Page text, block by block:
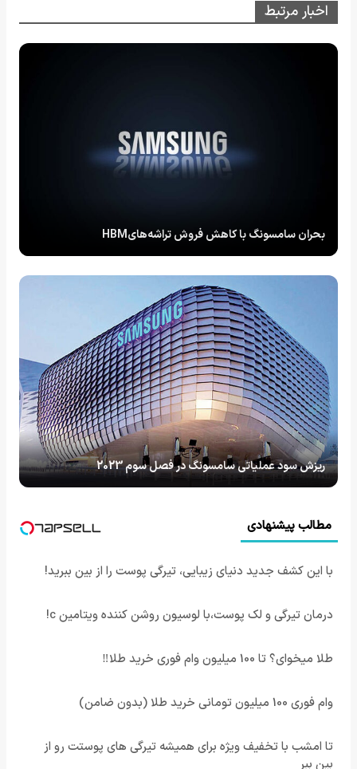
اخبار مرتبط
بحران سامسونگ با کاهش فروش تراشه‌هایHBM
ریزش سود عملیاتی سامسونگ در فصل سوم 2023
مطالب پیشنهادی
با این کشف جدید دنیای زیبایی، تیرگی پوست را از بین ببرید!
درمان تیرگی و لک پوست،با لوسیون روشن کننده ویتامین c!
طلا میخوای؟ تا 100 میلیون وام فوری خرید طلا‼️
وام فوری 100 میلیون تومانی خرید طلا (بدون ضامن)
تا امشب با تخفیف ویژه برای همیشه تیرگی های پوستت رو از
بین ببر